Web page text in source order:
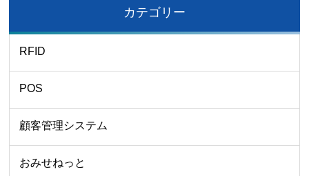
カテゴリー
RFID
POS
顧客管理システム
おみせねっと